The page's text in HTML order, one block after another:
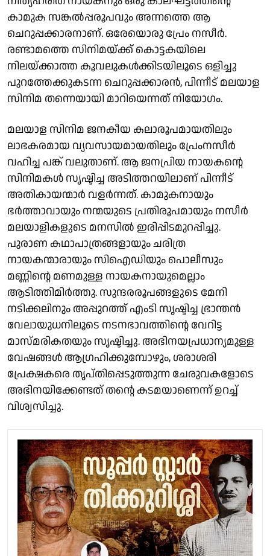
കാമുക സങ്കൽപ്പരൂപവും അന്നത്തെ ആ
ചെറുപ്പക്കാരനാണ്. ഒരേയൊരു പ്രേം നസീർ.
രണ്ടാമത്തെ സിനിമയ്ക്ക് കൊട്ടകയിലെ
നിലയ്ക്കാത്ത കൂവലുകൾക്കിടയിലൂടെ ഒളിച്ചു
പുറത്തേക്കുകടന്ന ചെറുപ്പക്കാരൻ, പിന്നീട് മലയാള
സിനിമ തന്നെയായി മാറിയെന്നത് നിയോഗം.
മലയാള സിനിമ ജനകീയ കലാരൂപമായതിലും
ലാഭകരമായ വ്യവസായമായതിലും പ്രേംനസീർ
വഹിച്ച പങ്ക് വലുതാണ്. ആ ജനപ്രിയ നായകന്റെ
സിനിമകൾ സൃഷ്ടിച്ച അടിത്തറയിലാണ് പിന്നീട്
അതികായന്മാർ വളർന്നത്. കാമുകനായും
ഭർത്താവായും നന്മയുടെ പ്രതിരൂപമായും നസീർ
മലയാളികളുടെ മനസിൽ ഇരിപ്പിടമുറപ്പിച്ചു.
പുരാണ കഥാപാത്രങ്ങളായും ചരിത്ര
നായകന്മാരായും സിഐഡിയും പൊലീസും
മണ്ണിന്റെ മണമുള്ള നായകനായുമെല്ലാം
ആടിത്തിമിർത്തു. സുന്ദരരൂപങ്ങളുടെ മേനി
നടിക്കലിനും അപ്പുറത്ത് എംടി സൃഷ്ടിച്ച ഭ്രാന്തൻ
വേലായുധനിലൂടെ നടനഭാവത്തിന്റെ വേറിട്ട
മാസ്മരികതയും സൃഷ്ടിച്ചു. അഭിനയപ്രധാന്യമുള്ള
വേഷങ്ങൾ ആഗ്രഹിക്കുമ്പോഴും, ശരാശരി
പ്രേക്ഷകരെ തൃപ്തിപ്പെടുത്തുന്ന ചേരുവകളോടെ
അഭിനയിക്കേണ്ടത് തന്റെ കടമയാണെന്ന് ഉറച്ച്
വിശ്വസിച്ചു.